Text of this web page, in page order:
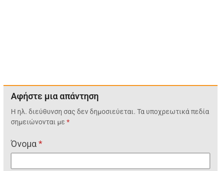
Αφήστε μια απάντηση
Η ηλ. διεύθυνση σας δεν δημοσιεύεται. Τα υποχρεωτικά πεδία
σημειώνονται με*
Όνομα*